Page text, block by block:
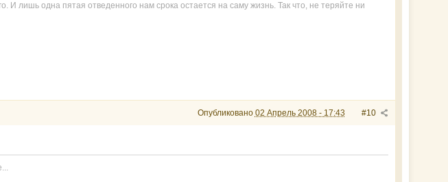
И лишь одна пятая отведенного нам срока остается на саму жизнь. Так что, не теряйте ни
#10
Опубликовано 02 Апрель 2008 - 17:43